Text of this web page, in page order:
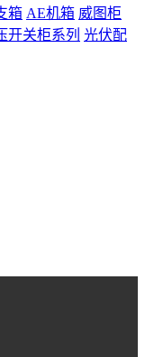
箱 AE机箱 威图柜
开关柜系列 光伏配